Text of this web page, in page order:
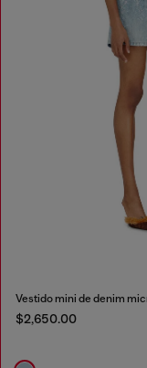
Vestido mini de denim
$2,650.00